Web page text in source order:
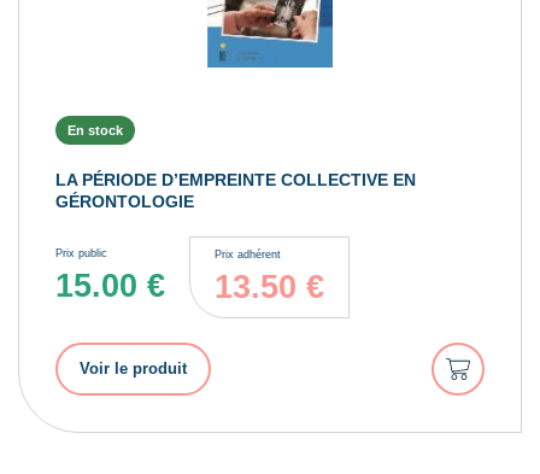
En stock
LA PÉRIODE D’EMPREINTE COLLECTIVE EN
GÉRONTOLOGIE
Prix public
15.00 €
Prix adhérent
13.50 €
Voir le produit
Ajouter
au
panier